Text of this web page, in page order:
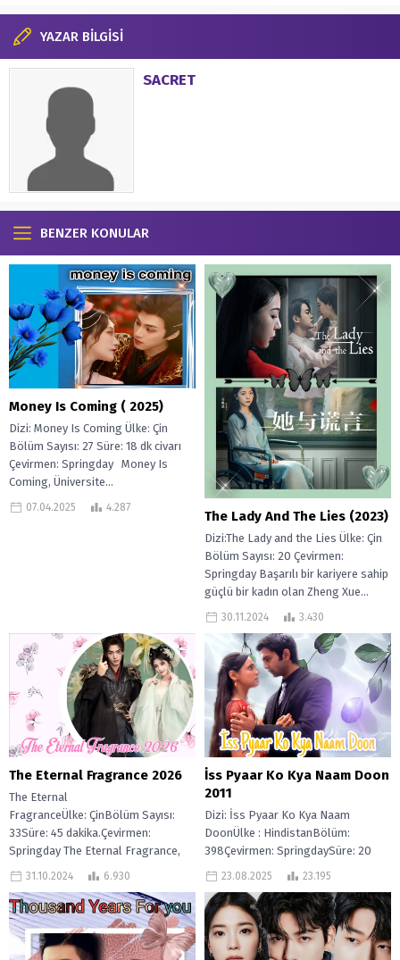
YAZAR BİLGİSİ
SACRET
BENZER KONULAR
Money Is Coming ( 2025)
Dizi: Money Is Coming Ülke: Çin
Bölüm Sayısı: 27 Süre: 18 dk civarı
Çevirmen: Springday Money Is
Coming, Üniversite...
07.04.2025 4.287
The Lady And The Lies (2023)
Dizi:The Lady and the Lies Ülke: Çin
Bölüm Sayısı: 20 Çevirmen:
Springday Başarılı bir kariyere sahip
güçlü bir kadın olan Zheng Xue...
30.11.2024 3.430
The Eternal Fragrance 2026
The Eternal
FragranceÜlke: ÇinBölüm Sayısı:
33Süre: 45 dakika.Çevirmen:
Springday The Eternal Fragrance,
Denizden gelen bir göktaşı, efsanevi
getirdiğinde,...
31.10.2024 6.930
İss Pyaar Ko Kya Naam Doon
2011
Dizi: İss Pyaar Ko Kya Naam
DoonÜlke : HindistanBölüm:
398Çevirmen: SpringdaySüre: 20
Dakika Iss Pyaar Ko Kya Naam
23.08.2025 23.195